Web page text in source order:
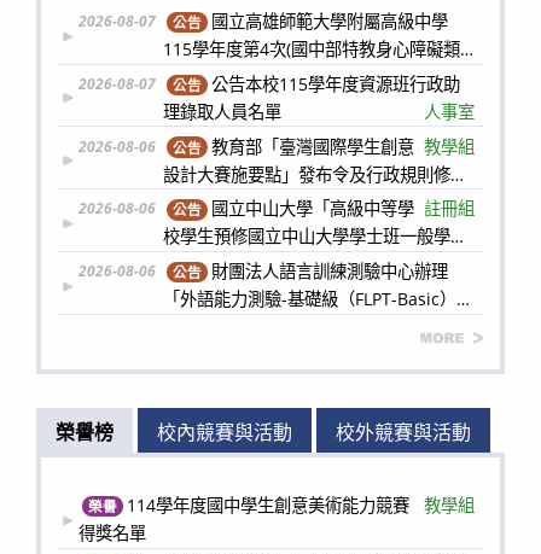
公告
國立高雄師範大學附屬高級中學
115學年度第4次(國中部特教身心障礙類
科)代理教師甄選簡章【一次公告分階段招
考】
人事室
2026-08-07
公告 公告本校115學年度資源班行政助
理錄取人員名單
人事室
2026-08-07
公告 教學組
教育部「臺灣國際學生創意
設計大賽施要點」發布令及行政規則修正
規定
2026-08-06
公告 註冊組
國立中山大學「高級中等學
校學生預修國立中山大學學士班一般學期
課程」申請相關事項
2026-08-06
公告
財團法人語言訓練測驗中心辦理
「外語能力測驗-基礎級（FLPT-Basic）」
實研組
2026-08-06
more
榮譽榜
榮譽 教學組
114學年度國中學生創意美術能力競賽
得獎名單
校內競賽與活動 校外競賽與活動